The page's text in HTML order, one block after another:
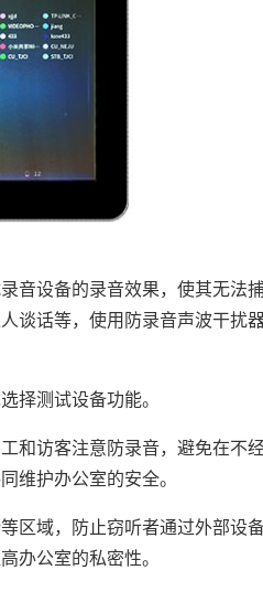
音设备的录音效果，使其无法
谈话等，使用防录音声波干扰
择测试设备功能。
和访客注意防录音，避免在不
维护办公室的安全。
区域，防止窃听者通过外部设
办公室的私密性。